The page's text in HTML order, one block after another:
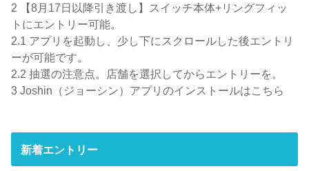
2 【8月17日以降引き渡し】スイッチ本体+リングフィッ
トにエントリー可能。
2.1 アプリを起動し、少し下にスクロールした後エントリ
ーが可能です。
2.2 抽選の注意点。店舗を選択してからエントリーを。
3 Joshin（ジョーシン）アプリのインストールはこちら
新着エントリー